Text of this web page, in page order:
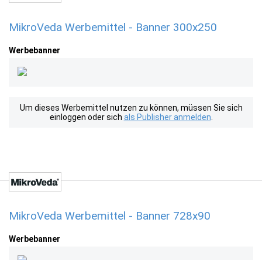
MikroVeda Werbemittel - Banner 300x250
Werbebanner
Um dieses Werbemittel nutzen zu können, müssen Sie sich
einloggen oder sich als Publisher anmelden
MikroVeda Werbemittel - Banner 728x90
Werbebanner